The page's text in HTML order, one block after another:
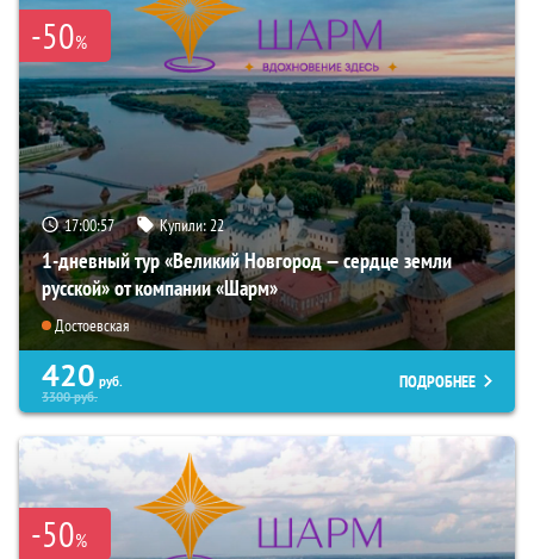
-50%
17:00:56 Купили:22
1-дневный тур «Великий Новгород — сердце земли
русской» от компании «Шарм»
Достоевская
420 руб.
3300руб.
ПОДРОБНЕЕ
-50%